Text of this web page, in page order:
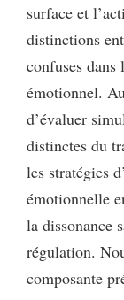
surface et
distinctions
confuses
émotionnel.
d’évaluer
distinctes du
les stratégies
émotionnelle
la dissonance
régulation.
composante